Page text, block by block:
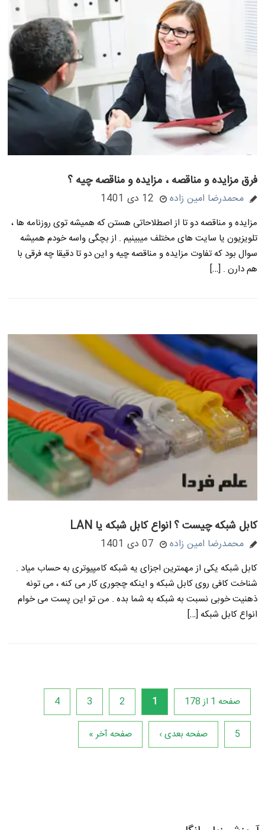
فرق مزایده و مناقصه ، مزایده و مناقصه چیه ؟
محمدرضا امین زاده 12 دی 1401
مزایده و مناقصه دو تا از اصطلاحاتی هستن که همیشه توی روزنامه ها ،
تلویزیون یا سایت های مختلف میبینیم . از بچگی واسه خودم همیشه
سوال بود که تفاوت مزایده و مناقصه چیه و این دو تا دقیقا چه فرقی با
هم دارن . […]
کابل شبکه چیست ؟ انواع کابل شبکه یا LAN
محمدرضا امین زاده 07 دی 1401
کابل شبکه یکی از مهمترین اجزای یه شبکه کامپیوتری به حساب میاد .
شناخت کافی روی کابل شبکه و اینکه چجوری کار می کنه ، می تونه
ذهنیت خوبی نسبت به شبکه به شما بده . من تو این پست می خوام
انواع کابل شبکه […]
صفحه 1 از 178 1
2
3
4
5 صفحه بعدی › صفحه آخر »